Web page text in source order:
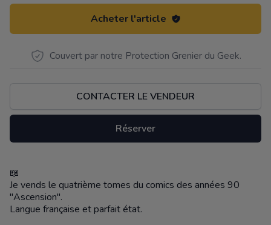
Acheter l'article
Couvert par notre Protection Grenier du Geek.
CONTACTER LE VENDEUR
Réserver
Description
📖
Je vends le quatrième tomes du comics des années 90
"Ascension".
Langue française et parfait état.